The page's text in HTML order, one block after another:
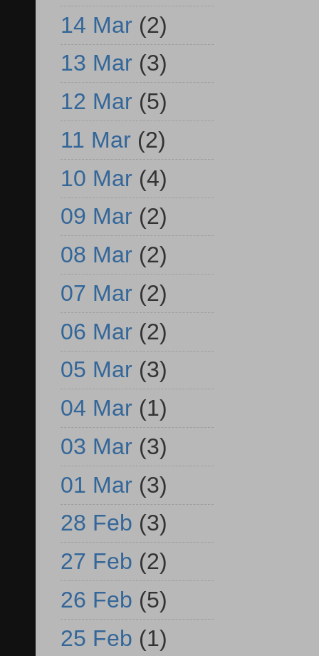
14 Mar (2)
13 Mar (3)
12 Mar (5)
11 Mar (2)
10 Mar (4)
09 Mar (2)
08 Mar (2)
07 Mar (2)
06 Mar (2)
05 Mar (3)
04 Mar (1)
03 Mar (3)
01 Mar (3)
28 Feb (3)
27 Feb (2)
26 Feb (5)
25 Feb (1)